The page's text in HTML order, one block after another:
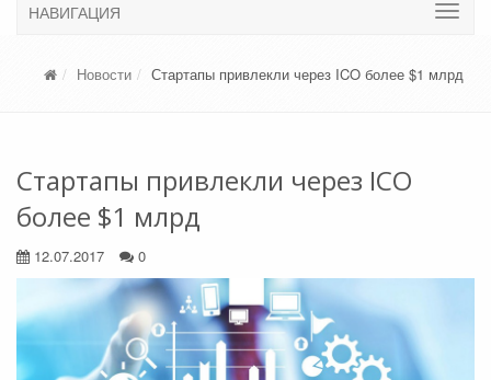
НАВИГАЦИЯ
Новости Стартапы привлекли через ICO более $1 млрд
Стартапы привлекли через ICO
более $1 млрд
12.07.2017 0